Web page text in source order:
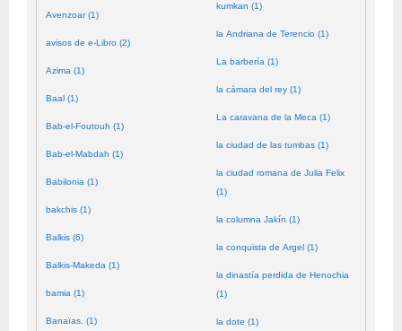
Avenzoar (1)
avisos de e-Libro (2)
Azima (1)
Baal (1)
Bab-el-Foutouh (1)
Bab-el-Mabdah (1)
Babilonia (1)
bakchis (1)
Balkis (6)
Balkis-Makeda (1)
bamia (1)
Banaïas. (1)
kumkan (1)
la Andriana de Terencio (1)
La barbería (1)
la cámara del rey (1)
La caravana de la Meca (1)
la ciudad de las tumbas (1)
la ciudad romana de Julia Felix
(1)
la columna Jakín (1)
la conquista de Argel (1)
la dinastía perdida de Henochia
(1)
la dote (1)